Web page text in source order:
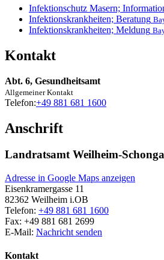
Infektionschutz Masern;
Infektionskrankheiten; Beratung
Infektionskrankheiten; Meldung
Kontakt
Abt. 6, Gesundheitsamt
Allgemeiner Kontakt
Telefon:+49 881 681 1600
Anschrift
Landratsamt Weilheim-
Adresse in Google Maps anzeigen
Eisenkramergasse 11
82362 Weilheim i.OB
Telefon: +49 881 681 1600
Fax: +49 881 681 2699
E-Mail: Nachricht senden
Kontakt